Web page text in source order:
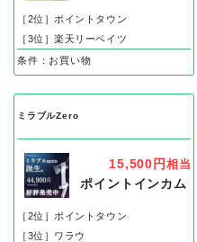
［2位］ポイントタウン
［3位］楽天リーベイツ
条件：お買い物
ミラブルZero
15,500円 相当
ポイントインカム
［2位］ポイントタウン
［3位］ワラウ